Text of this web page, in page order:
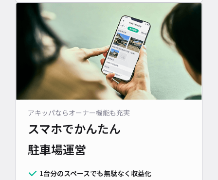
アキッパならオーナー機能も充実
スマホでかんたん
駐車場運営
1台分のスペースでも無駄なく収益化